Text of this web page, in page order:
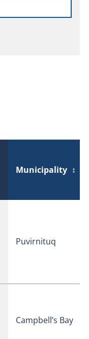
Municipality ↕
Puvirnituq
Campbell’s Bay